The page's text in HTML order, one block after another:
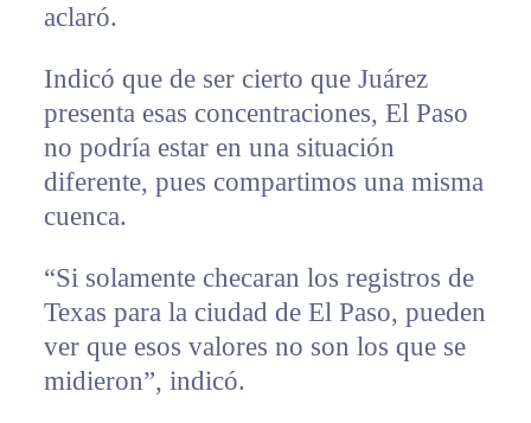
aclaró.
Indicó que de ser cierto que Juárez
presenta esas concentraciones, El Paso
no podría estar en una situación
diferente, pues compartimos una misma
cuenca.
“Si solamente checaran los registros de
Texas para la ciudad de El Paso, pueden
ver que esos valores no son los que se
midieron”, indicó.